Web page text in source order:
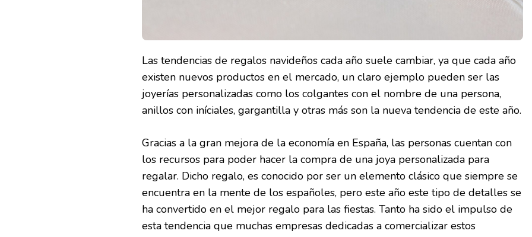
Las tendencias de regalos navideños cada año suele cambiar, ya que cada año
existen nuevos productos en el mercado, un claro ejemplo pueden ser las
joyerías personalizadas como los colgantes con el nombre de una persona,
anillos con iníciales, gargantilla y otras más son la nueva tendencia de este año.
Gracias a la gran mejora de la economía en España, las personas cuentan con
los recursos para poder hacer la compra de una joya personalizada para
regalar. Dicho regalo, es conocido por ser un elemento clásico que siempre se
encuentra en la mente de los españoles, pero este año este tipo de detalles se
ha convertido en el mejor regalo para las fiestas. Tanto ha sido el impulso de
esta tendencia que muchas empresas dedicadas a comercializar estos